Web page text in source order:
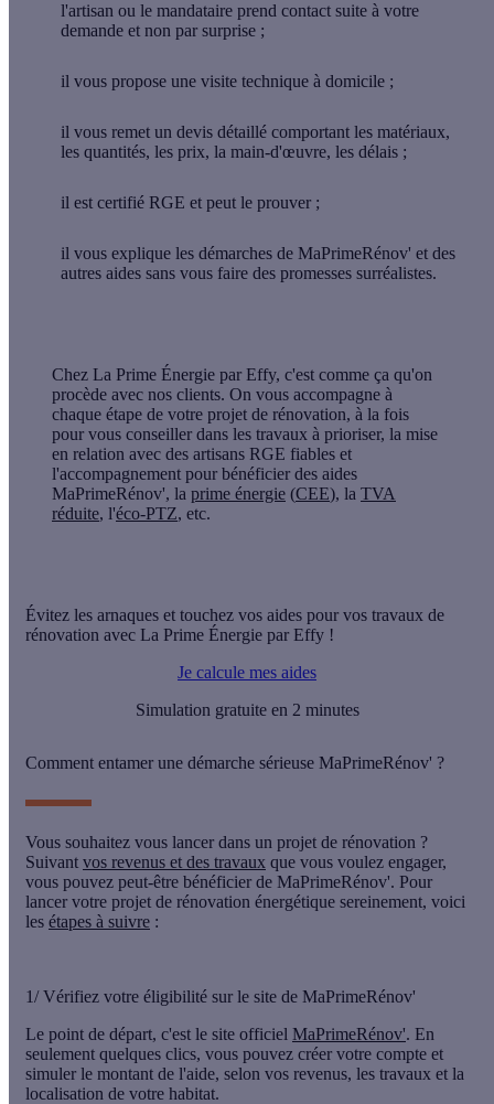
l'artisan ou le mandataire prend contact suite à votre
demande et non par surprise ;
il vous propose une visite technique à domicile ;
il vous remet un devis détaillé comportant les matériaux,
les quantités, les prix, la main-d'œuvre, les délais ;
il est certifié RGE et peut le prouver ;
il vous explique les démarches de MaPrimeRénov' et des
autres aides sans vous faire des promesses surréalistes.
Chez La Prime Énergie par Effy, c'est comme ça qu'on
procède avec nos clients. On vous accompagne à
chaque étape de votre projet de rénovation, à la fois
pour vous conseiller dans les travaux à prioriser, la mise
en relation avec des artisans RGE fiables et
l'accompagnement pour bénéficier des aides
MaPrimeRénov', la prime énergie (CEE), la TVA
réduite, l'éco-PTZ, etc.
Évitez les arnaques et touchez vos aides pour vos travaux de
rénovation avec La Prime Énergie par Effy !
Je calcule mes aides
Simulation gratuite en 2 minutes
Comment entamer une démarche sérieuse MaPrimeRénov' ?
Vous souhaitez vous lancer dans un projet de rénovation ?
Suivant vos revenus et des travaux que vous voulez engager,
vous pouvez peut-être bénéficier de MaPrimeRénov'. Pour
lancer votre projet de rénovation énergétique sereinement, voici
les étapes à suivre :
1/ Vérifiez votre éligibilité sur le site de MaPrimeRénov'
Le point de départ, c'est le site officiel MaPrimeRénov'. En
seulement quelques clics, vous pouvez créer votre compte et
simuler le montant de l'aide, selon vos revenus, les travaux et la
localisation de votre habitat.